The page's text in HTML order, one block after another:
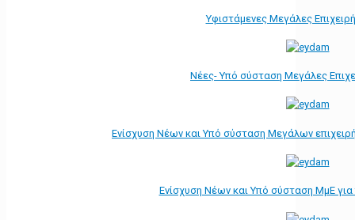
Υφιστάμενες Μεγάλες
Νέες- Υπό σύσταση Μεγάλες
Ενίσχυση Νέων και Υπό σύσταση Μεγάλων
Ενίσχυση Νέων και Υπό σύσταση ΜμΕ